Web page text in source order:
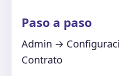
Paso a paso
Admin →
Contrato